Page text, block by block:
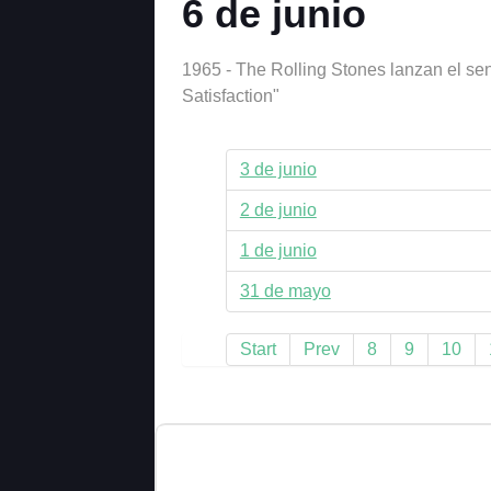
6 de junio
1965 - The Rolling Stones lanzan el
Satisfaction"
3 de junio
2 de junio
1 de junio
31 de mayo
Start Prev 8 9 10